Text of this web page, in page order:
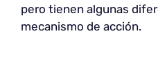
pero tienen algunas
mecanismo de acción.